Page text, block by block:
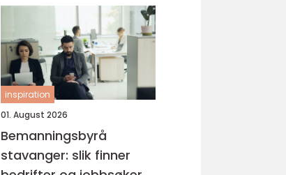
inspiration
01. August 2026
Bemanningsbyrå
stavanger: slik finner